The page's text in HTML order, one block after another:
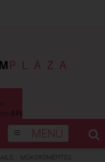
0 Ft
MENÜ
MŰKÖRÖMÉPÍTÉS